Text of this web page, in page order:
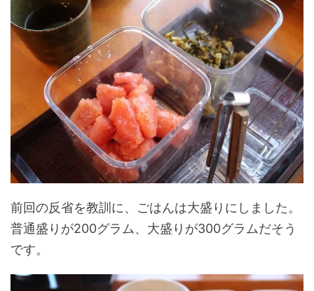
前回の反省を教訓に、ごはんは大盛りにしました。
普通盛りが200グラム、大盛りが300グラムだそう
です。